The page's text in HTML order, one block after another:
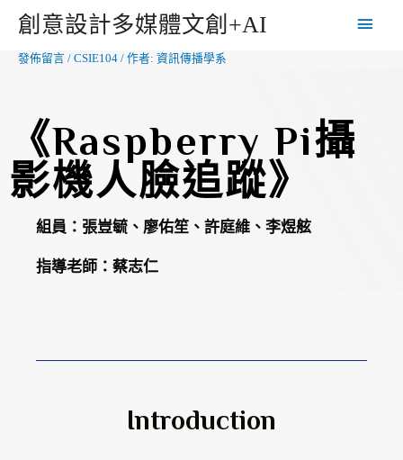
創意設計多媒體文創+AI
發佈留言 / CSIE104 / 作者: 資訊傳播學系
《Raspberry Pi攝
影機人臉追蹤》
組員： 張豈毓、廖佑笙、許庭維、李煜舷
指導老師：蔡志仁
Introduction